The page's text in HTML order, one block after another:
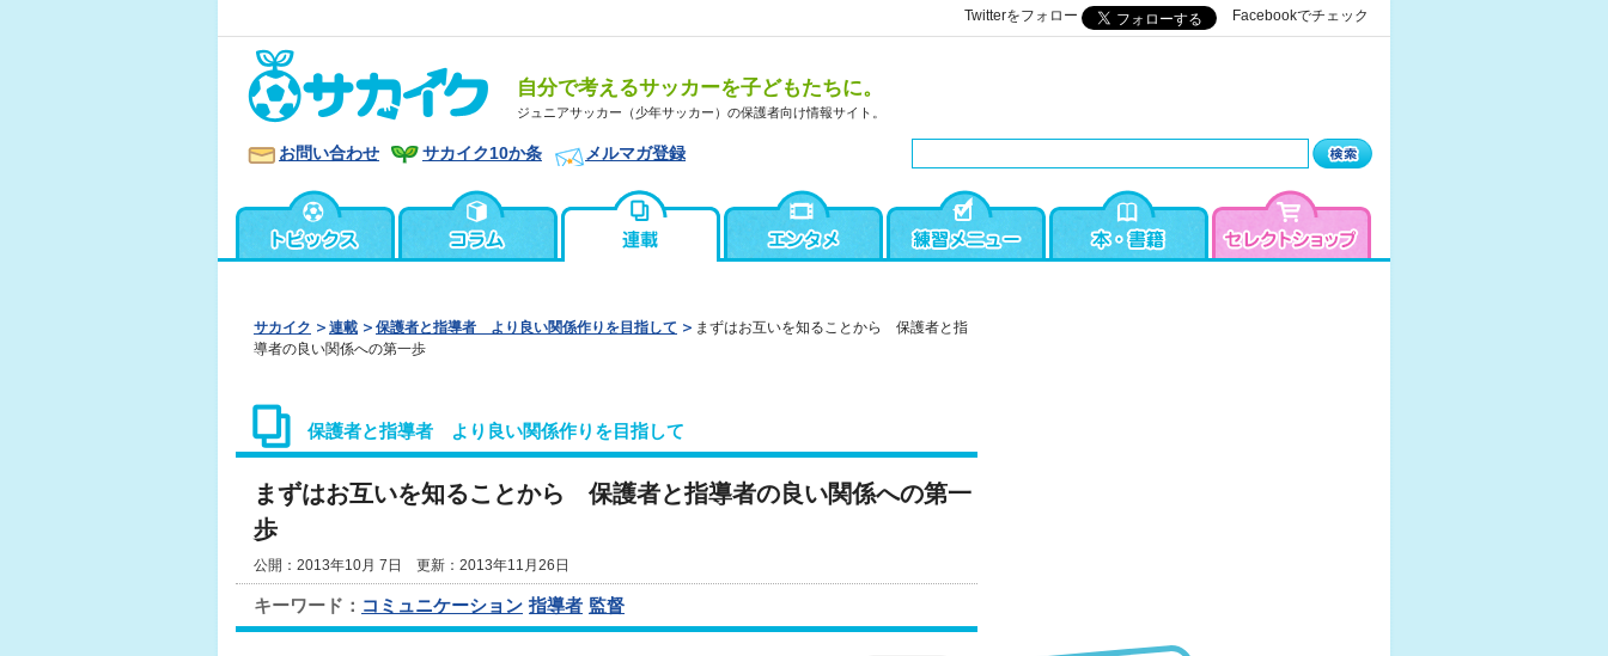
Twitterをフォロー Facebookでチェック
自分で考えるサッカーを子どもたちに。
ジュニアサッカー（少年サッカー）の保護者向け情報サイト。
お問い合わせ サカイク10か条 メルマガ登録
サカイク 連載 保護者と指導者 より良い関係作りを目指して
まずはお互いを知ることから 保護者と指
導者の良い関係への第一歩
保護者と指導者 より良い関係作りを目指して
まずはお互いを知ることから 保護者と指導者の良い関係への第一
歩
公開：2013年10月 7日 更新：2013年11月26日
キーワード： コミュニケーション 指導者 監督